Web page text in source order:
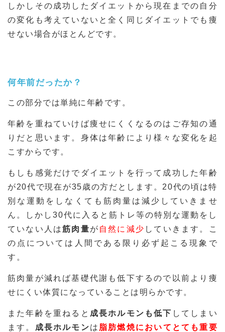
しかしその成功したダイエットから現在までの自分
の変化も考えていないと全く同じダイエットでも痩
せない場合がほとんどです。
何年前だったか？
この部分では単純に年齢です。
年齢を重ねていけば痩せにくくなるのはご存知の通
りだと思います。身体は年齢により様々な変化を起
こすからです。
もしも感覚だけでダイエットを行って成功した年齢
が20代で現在が35歳の方だとします。20代の頃は特
別な運動をしなくても筋肉量は減少していきませ
ん。しかし30代に入ると筋トレ等の特別な運動をし
ていない人は筋肉量が 自然に減少 していきます。こ
の点については人間である限り必ず起こる現象で
す。
筋肉量が減れば基礎代謝も低下するので以前より痩
せにくい体質になっていることは明らかです。
また年齢を重ねると 成長ホルモンも低下 してしまい
ます。 成長ホルモンは 脂肪燃焼においてとても重要